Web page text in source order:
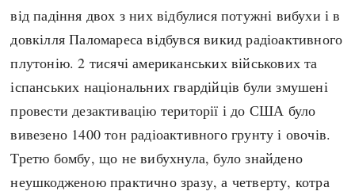
Європа
Автори
від падіння двох з них відбулися потужні вибухи і в
довкілля Паломареса відбувся викид радіоактивного
плутонію. 2 тисячі американських військових та
іспанських національних гвардійців були змушені
провести дезактивацію території і до США було
вивезено 1400 тон радіоактивного грунту і овочів.
Третю бомбу, що не вибухнула, було знайдено
неушкодженою практично зразу, а четверту, котра